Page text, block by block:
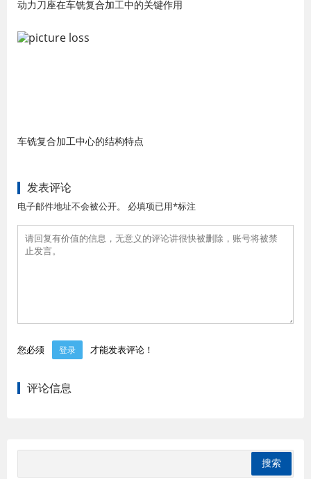
动力刀座在车铣复合加工中的关键作用
车铣复合加工中心的结构特点
发表评论
电子邮件地址不会被公开。 必填项已用*标注
您必须 登录 才能发表评论！
评论信息